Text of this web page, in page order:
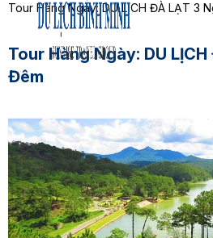
Tour Hàng Ngày: DU LỊCH ĐÀ LẠT 3
Tour Hàng Ngày: DU
Đêm